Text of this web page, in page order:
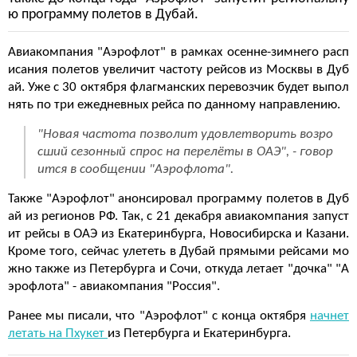
ю программу полетов в Дубай.
Авиакомпания "Аэрофлот" в рамках осенне-зимнего расп
исания полетов увеличит частоту рейсов из Москвы в Дуб
ай. Уже с 30 октября флагманских перевозчик будет выпол
нять по три ежедневных рейса по данному направлению.
"Новая частота позволит удовлетворить возро
сший сезонный спрос на перелёты в ОАЭ", - говор
ится в сообщении "Аэрофлота".
Также "Аэрофлот" анонсировал программу полетов в Дуб
ай из регионов РФ. Так, с 21 декабря авиакомпания запуст
ит рейсы в ОАЭ из Екатеринбурга, Новосибирска и Казани.
Кроме того, сейчас улететь в Дубай прямыми рейсами мо
жно также из Петербурга и Сочи, откуда летает "дочка" "А
эрофлота" - авиакомпания "Россия".
Ранее мы писали, что "Аэрофлот" с конца октября начнет
летать на Пхукет из Петербурга и Екатеринбурга.